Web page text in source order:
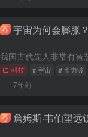
宇宙为何会膨胀
科技 # 宇宙 # 引力波
7年前
詹姆斯·韦伯望